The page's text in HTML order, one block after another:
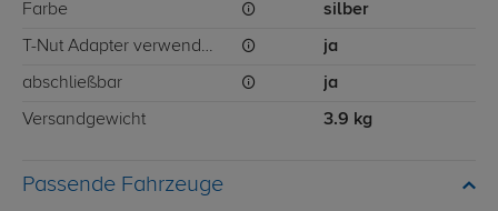
Farbe silber
T-Nut Adapter verwendbar ja
abschließbar ja
Versandgewicht 3.9 kg
Passende Fahrzeuge